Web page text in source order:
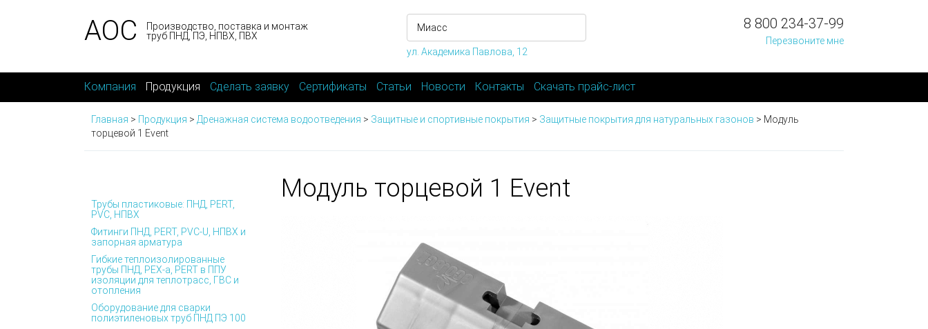
АОС
Производство, поставка и монтаж
труб ПНД, ПЭ, НПВХ, ПВХ
ул. Академика Павлова, 12
8 800 234-37-99
Перезвоните мне
Компания Продукция Сделать заявку Сертификаты Статьи Новости Контакты Скачать прайс-лист
Главная > Продукция > Дренажная система водоотведения > Защитные и спортивные покрытия > Защитные покрытия для натуральных газонов > Модуль
торцевой 1 Event
Модуль торцевой 1 Event
Трубы пластиковые: ПНД, PERT,
PVC, НПВХ
Фитинги ПНД, PERT, PVC-U, НПВХ и
запорная арматура
Гибкие теплоизолированные
трубы ПНД, PEX-а, PERT в ППУ
изоляции для теплотрасс, ГВС и
отопления
Оборудование для сварки
полиэтиленовых труб ПНД ПЭ 100